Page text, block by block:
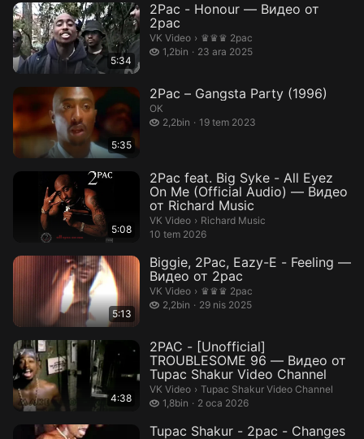
5:34
2Pac - Honour — Видео от
2pac
VK Video › ♛♛♛ 2pac.
♛♛♛ 2pac
1,2bin
1,2 bin izleme23 ara 2025
5:35
2Pac – Gangsta Party (1996)
ОК
2,2bin
2,2 bin izleme19 tem 2023
5:08
2Pac feat. Big Syke - All Eyez
On Me (Official Audio) — Видео
от Richard Music
VK Video › Richard Music.
Richard Music
10 tem 2026
5:13
Biggie, 2Pac, Eazy-E - Feeling —
Видео от 2pac
VK Video › ♛♛♛ 2pac.
♛♛♛ 2pac
2,2bin
2,2 bin izleme29 nis 2025
4:38
2PAC - [Unofficial]
TROUBLESOME 96 — Видео от
Tupac Shakur Video Channel
VK Video › Tupac Shakur Video Channel.
Tupac Shakur Video Channel
1,8bin
1,8 bin izleme2 oca 2026
Tupac Shakur - 2pac - Changes